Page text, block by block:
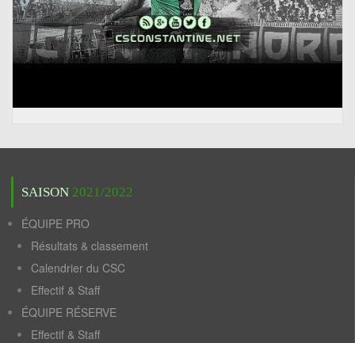
SAISON 2021/2022
ÉQUIPE PRO
Résultats & classement
Calendrier du CSC
Effectif & Staff
ÉQUIPE RÉSERVE
Effectif & Staff